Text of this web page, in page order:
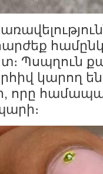
Պսպղուն
կարող
որը